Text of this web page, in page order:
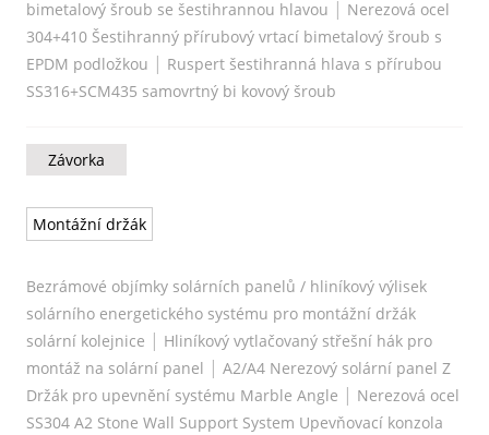
bimetalový šroub se šestihrannou hlavou | Nerezová ocel
304+410 Šestihranný přírubový vrtací bimetalový šroub s
EPDM podložkou | Ruspert šestihranná hlava s přírubou
SS316+SCM435 samovrtný bi kovový šroub
Závorka
Montážní držák
Bezrámové objímky solárních panelů / hliníkový výlisek
solárního energetického systému pro montážní držák
solární kolejnice | Hliníkový vytlačovaný střešní hák pro
montáž na solární panel | A2/A4 Nerezový solární panel Z
Držák pro upevnění systému Marble Angle | Nerezová ocel
SS304 A2 Stone Wall Support System Upevňovací konzola